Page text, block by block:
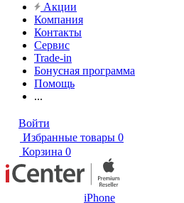
Акции
Компания
Контакты
Сервис
Trade-in
Бонусная программа
Помощь
...
Войти
Избранные товары 0
Корзина 0
iPhone